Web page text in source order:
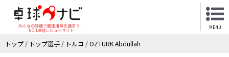
みんなの評価で最適用具を選ぼう！
NO.1卓球レビューサイト
MENU
トップ / トップ選手 / トルコ /OZTURK Abdullah